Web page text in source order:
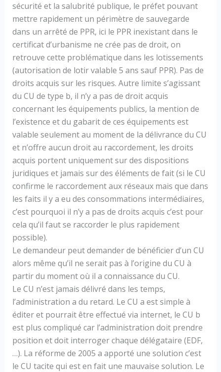
sécurité et la salubrité publique, le préfet pouvant
mettre rapidement un périmètre de sauvegarde
dans un arrêté de PPR, ici le PPR inexistant dans le
certificat d’urbanisme ne crée pas de droit, on
retrouve cette problématique dans les lotissements
(autorisation de lotir valable 5 ans sauf PPR). Pas de
droits acquis sur les risques. Autre limite s’agissant
du CU de type b, il n’y a pas de droit acquis
concernant les équipements publics, la mention de
l’existence et du gabarit de ces équipements est
valable seulement au moment de la délivrance du CU
et n’offre aucun droit au raccordement, les droits
acquis portent uniquement sur des dispositions
juridiques et jamais sur des éléments de fait (si le CU
confirme le raccordement aux réseaux mais que dans
les faits il y a eu des consommations intermédiaires,
c’est pourquoi il n’y a pas de droits acquis c’est pour
cela qu’il faut se raccorder le plus rapidement
possible).
Le demandeur peut demander de bénéficier d’un CU
alors même qu’il ne serait pas à l’origine du CU à
partir du moment où il a connaissance du CU.
Le CU n’est jamais délivré dans les temps,
l’administration a du retard. Le CU a est simple à
éditer et pourrait être effectué via internet, le CU b
est plus compliqué car l’administration doit prendre
position et doit interroger chaque délégataire (EDF,
…). La réforme de 2005 a apporté une solution c’est
le CU tacite qui est en fait une mauvaise solution. Le